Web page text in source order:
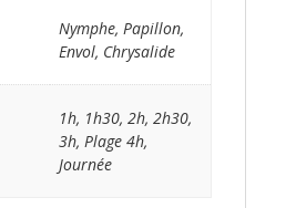
Nymphe, Papillon,
Envol, Chrysalide
1h, 1h30, 2h, 2h30,
3h, Plage 4h,
Journée